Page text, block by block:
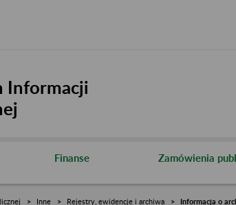
Informacji
Finanse Zamówienia
Inne Rejestry, ewidencje i archiwa Informacja o